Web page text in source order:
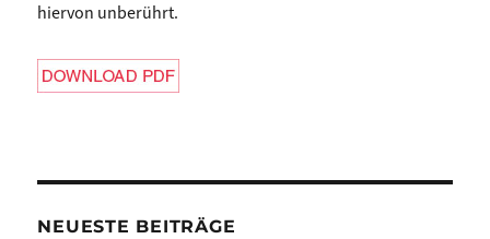
hiervon unberührt.
NEUESTE BEITRÄGE